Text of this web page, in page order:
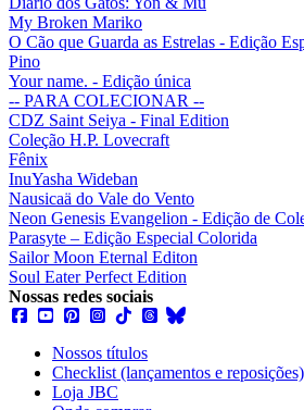
My Broken Mariko
O Cão que Guarda as Estrelas - Edição
Pino
Your name. - Edição única
-- PARA COLECIONAR --
CDZ Saint Seiya - Final Edition
Coleção H.P. Lovecraft
Fênix
InuYasha Wideban
Nausicaä do Vale do Vento
Neon Genesis Evangelion - Edição de
Parasyte – Edição Especial Colorida
Sailor Moon Eternal Editon
Soul Eater Perfect Edition
Nossas redes sociais
Nossos títulos
Checklist (lançamentos e reposições)
Loja JBC